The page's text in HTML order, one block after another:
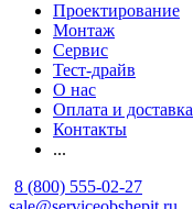
Проектирование
Монтаж
Сервис
Тест-драйв
О нас
Оплата и доставка
Контакты
...
8 (800) 555-02-27